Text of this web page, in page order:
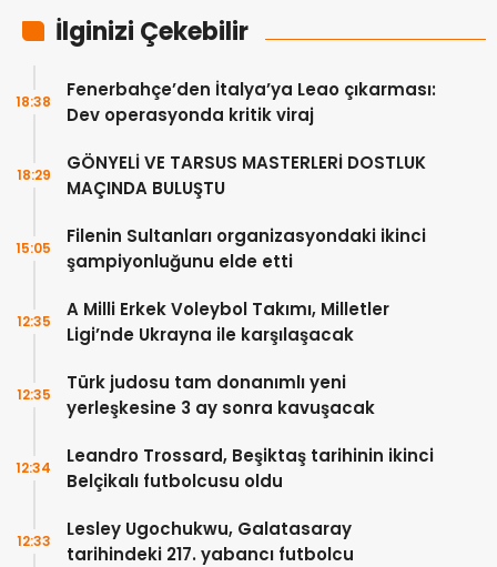
İlginizi Çekebilir
Fenerbahçe’den İtalya’ya Leao çıkarması:
Dev operasyonda kritik viraj
18:38
GÖNYELİ VE TARSUS MASTERLERİ DOSTLUK
MAÇINDA BULUŞTU
18:29
Filenin Sultanları organizasyondaki ikinci
şampiyonluğunu elde etti
15:05
A Milli Erkek Voleybol Takımı, Milletler
Ligi’nde Ukrayna ile karşılaşacak
12:35
Türk judosu tam donanımlı yeni
yerleşkesine 3 ay sonra kavuşacak
12:35
Leandro Trossard, Beşiktaş tarihinin ikinci
Belçikalı futbolcusu oldu
12:34
Lesley Ugochukwu, Galatasaray
tarihindeki 217. yabancı futbolcu
12:33